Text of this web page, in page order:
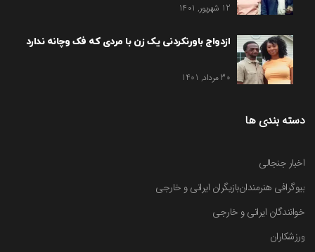
12 شهریور, 1401
ازدواج باورنکردنی یک زن با مردی که فک وچانه ندارد
30 مرداد, 1401
دسته بندی ها
اخبار جنجالی
بیوگرافی هنرمندانبازیگران ایرانی و خارجی
خوانندگان ایرانی و خارجی
ورزشکاران